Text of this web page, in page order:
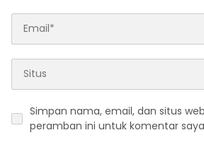
Simpan nama, email, dan situs
peramban ini untuk komentar